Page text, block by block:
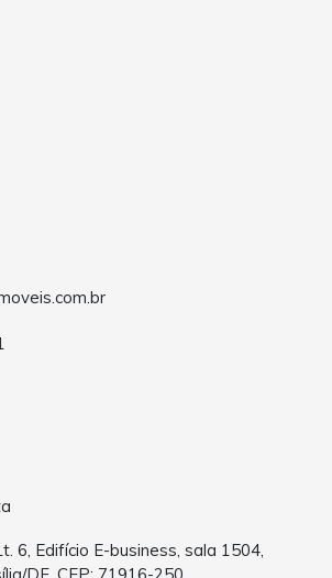
6, Edifício E-business, sala 1504,
DF, CEP: 71916-250